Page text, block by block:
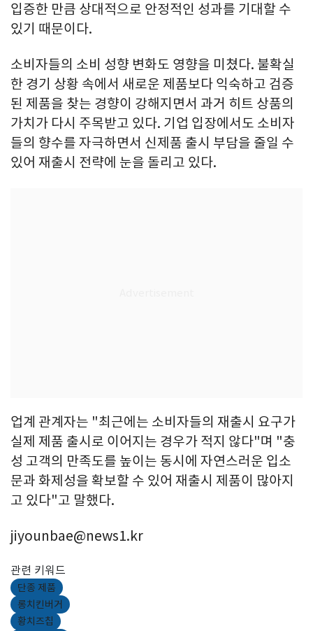
입증한 만큼 상대적으로 안정적인 성과를 기대할 수
있기 때문이다.
소비자들의 소비 성향 변화도 영향을 미쳤다. 불확실
한 경기 상황 속에서 새로운 제품보다 익숙하고 검증
된 제품을 찾는 경향이 강해지면서 과거 히트 상품의
가치가 다시 주목받고 있다. 기업 입장에서도 소비자
들의 향수를 자극하면서 신제품 출시 부담을 줄일 수
있어 재출시 전략에 눈을 돌리고 있다.
업계 관계자는 "최근에는 소비자들의 재출시 요구가
실제 제품 출시로 이어지는 경우가 적지 않다"며 "충
성 고객의 만족도를 높이는 동시에 자연스러운 입소
문과 화제성을 확보할 수 있어 재출시 제품이 많아지
고 있다"고 말했다.
jiyounbae@news1.kr
관련 키워드
단종 제품
롱치킨버거
황치즈칩